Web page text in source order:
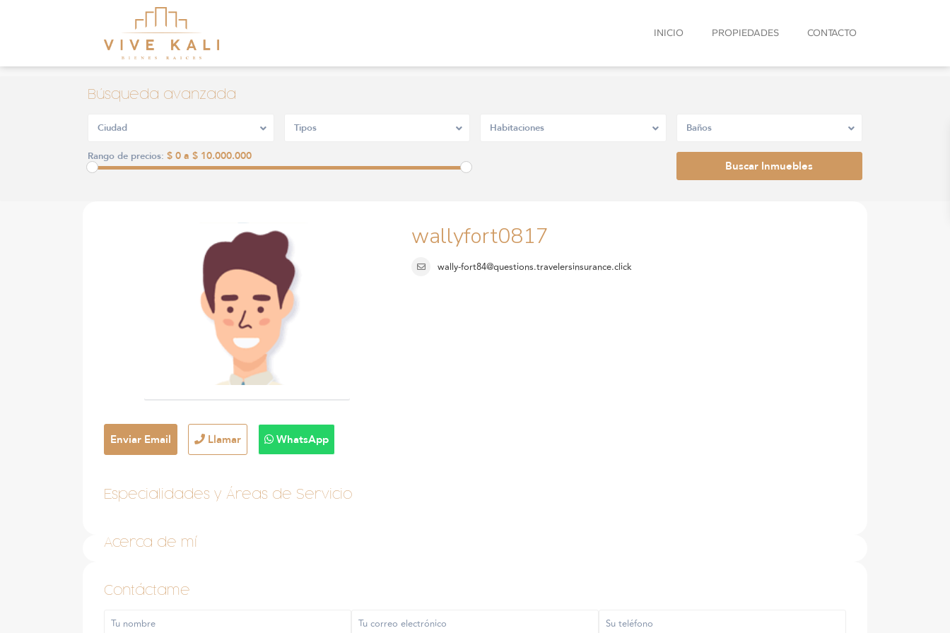
INICIO PROPIEDADES CONTACTO
Búsqueda avanzada
Ciudad Tipos Habitaciones Baños
Rango de precios: $ 0 a $ 10.000.000
wallyfort0817
wally-fort84@questions.travelersinsurance.click
Enviar Email Llamar WhatsApp
Especialidades y Áreas de Servicio
Acerca de mí
Contáctame